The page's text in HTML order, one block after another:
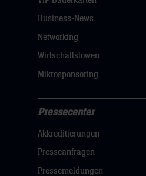
klicken
Business-News
Networking
Wirtschaftslöwen
Mikrosponsoring
Navigation
öffnen,
dann
Pressecenter
Akkreditierungen
Presseanfragen
Pressemeldungen